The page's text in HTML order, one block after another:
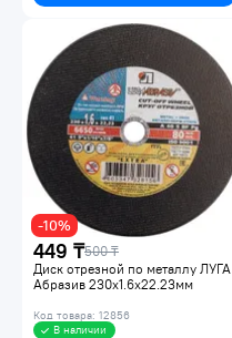
449 ₸500 ₸
-10%
Диск отрезной по металлу ЛУГА
Абразив 230х1.6х22.23мм
Код товара: 12856
В наличии